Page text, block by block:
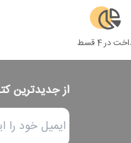
در 4 قسط
از جدیدترین